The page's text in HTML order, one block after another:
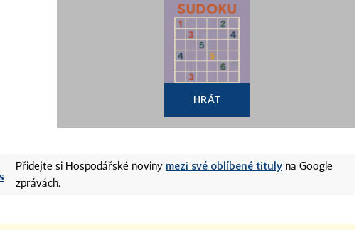
HRÁT
Přidejte si Hospodářské noviny mezi své oblíbené tituly na Google
zprávách.